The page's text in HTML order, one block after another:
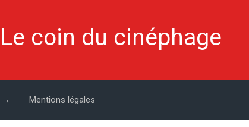
Le coin du cinéphage
→ Mentions légales